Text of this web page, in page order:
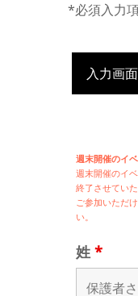
*必須入力
入力画面
週末開催のイ
週末開催のイ
終了させてい
ご参加いただ
い。
姓 *